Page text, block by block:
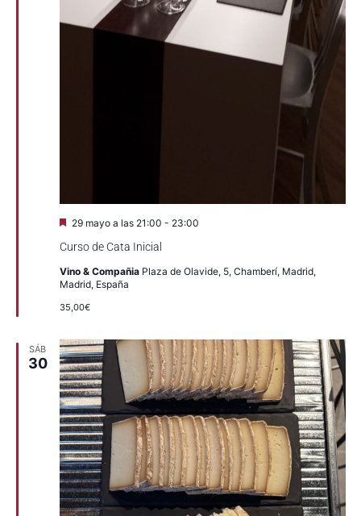
Curso de Cata Inicial
Destacado
29 mayo a las 21:00 - 23:00
Vino & Compañia Plaza de Olavide, 5, Chamberí, Madrid,
Madrid, España
35,00€
SÁB
30